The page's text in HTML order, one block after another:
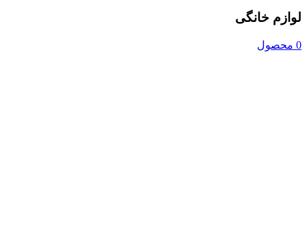
لوازم خانگی
0 محصول